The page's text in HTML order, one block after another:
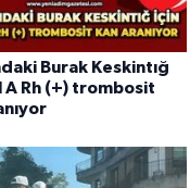
Burak Keskintığ
A Rh (+) trombosit